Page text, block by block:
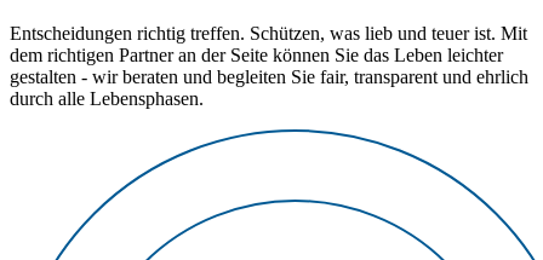
Entscheidungen richtig treffen. Schützen, was lieb und teuer ist. Mit
dem richtigen Partner an der Seite können Sie das Leben leichter
gestalten - wir beraten und begleiten Sie fair, transparent und ehrlich
durch alle Lebensphasen.